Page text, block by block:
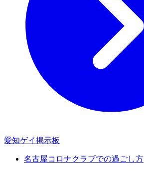
愛知ゲイ掲示板
名古屋コロナクラブでの過ごし方